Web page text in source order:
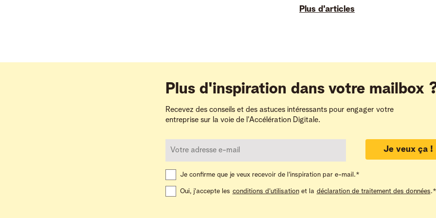
Plus d'articles
Plus d'inspiration dans votre mailbox
Recevez des conseils et des astuces intéressants pour engager votre
entreprise sur la voie de l'Accélération Digitale.
Je confirme que je veux recevoir de l'inspiration par e-mail.*
Oui, j'accepte les conditions d'utilisation et la déclaration de traitement des données.*
Je veux ça !